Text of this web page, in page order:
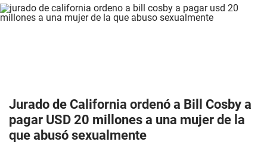
Jurado de California ordenó a Bill Cosby a
pagar USD 20 millones a una mujer de la
que abusó sexualmente